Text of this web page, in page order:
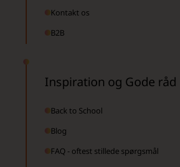
Kontakt os
B2B
Inspiration og Gode råd
Back to School
Blog
FAQ - oftest stillede spørgsmål